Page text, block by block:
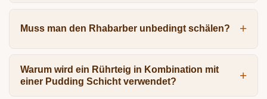
Muss man den Rhabarber unbedingt schälen?
Warum wird ein Rührteig in Kombination mit
einer Pudding Schicht verwendet?